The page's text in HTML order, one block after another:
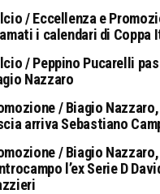
/ Eccellenza e
i calendari di Coppa
/ Peppino Pucarelli
Nazzaro
/ Biagio
arriva Sebastiano
/ Biagio Nazzaro,
l’ex Serie D